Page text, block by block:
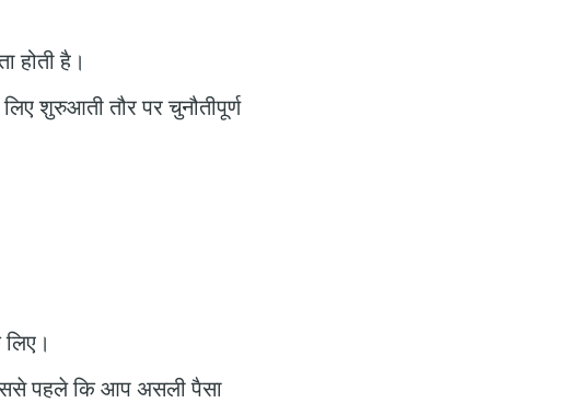
होती है।
शुरुआती तौर पर चुनौतीपूर्ण
पहले कि आप असली पैसा